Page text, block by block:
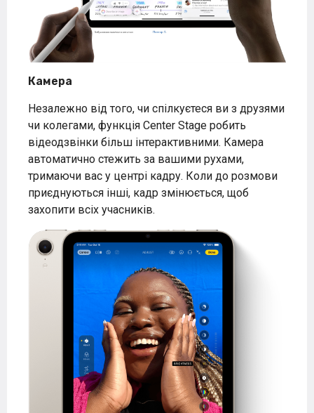
Камера
Незалежно від того, чи спілкуєтеся ви з друзями
чи колегами, функція Center Stage робить
відеодзвінки більш інтерактивними. Камера
автоматично стежить за вашими рухами,
тримаючи вас у центрі кадру. Коли до розмови
приєднуються інші, кадр змінюється, щоб
захопити всіх учасників.